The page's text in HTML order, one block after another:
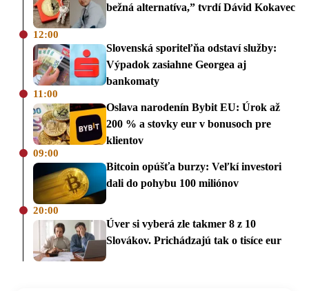
bežná alternatíva,” tvrdí Dávid Kokavec
12:00
Slovenská sporiteľňa odstaví služby:
Výpadok zasiahne Georgea aj
bankomaty
11:00
Oslava narodenín Bybit EU: Úrok až
200 % a stovky eur v bonusoch pre
klientov
09:00
Bitcoin opúšťa burzy: Veľkí investori
dali do pohybu 100 miliónov
20:00
Úver si vyberá zle takmer 8 z 10
Slovákov. Prichádzajú tak o tisíce eur